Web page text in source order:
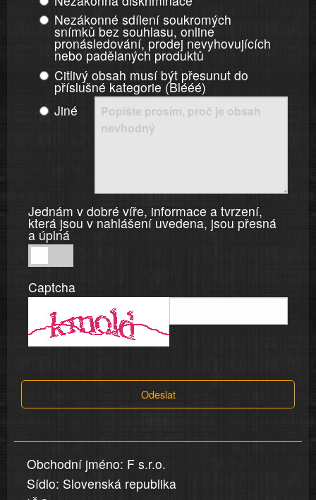
Nezákonné sdílení soukromých
snímků bez souhlasu, online
pronásledování, prodej nevyhovujících
nebo padělaných produktů
Citlivý obsah musí být přesunut do
příslušné kategorie (Blééé)
Jiné
Jednám v dobré víře, informace a tvrzení,
která jsou v nahlášení uvedena, jsou přesná
a úplná
v
dobré
informace
v
jsou
přesná
Captcha
Odeslat
Obchodní jméno: F s.r.o.
Sídlo: Slovenská republika